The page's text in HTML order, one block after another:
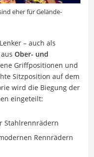
eher für Gelände-
– auch als
Ober- und
Griffpositionen und
Sitzposition auf dem
wird die Biegung der
eingeteilt:
Stahlrennrädern
Rennrädern